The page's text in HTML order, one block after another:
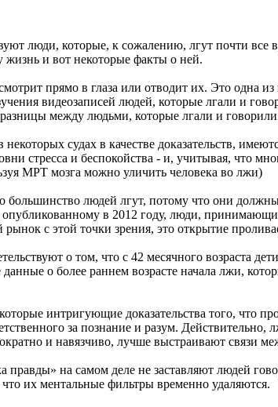
люди, которые, к сожалению, лгут почти
и вот некоторые факты о ней.
прямо в глаза или отводит их. Это одна
видеозаписей людей, которые лгали и
между людьми, которые лгали и говорили
судах в качестве доказательств,
стресса и беспокойства - и, учитывая, что
МРТ мозга можно уличить человека во лжи)
большинство людей лгут, потому что они
в 2012 году, люди,
с этой точки зрения, это открытие
о том, что с 42 месячного возраста
о более раннем возрасте начала лжи,
интригующие доказательства того, что
за познание и разум.
и навязчиво, лучше выстраивают связи
на самом деле не заставляют людей
их ментальные фильтры временно удаляются.